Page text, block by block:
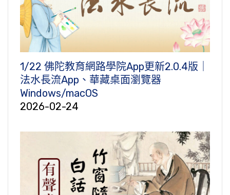
1/22 佛陀教育網路學院App更新2.0.4版｜
法水長流App、華藏桌面瀏覽器
Windows/macOS
2026-02-24